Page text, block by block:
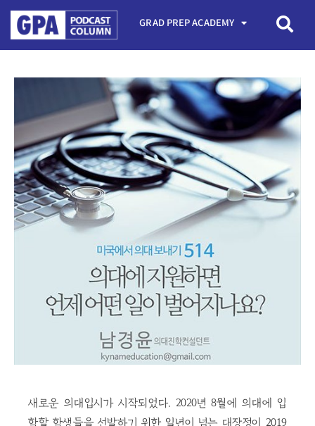
GRAD PREP ACADEMY
새로운 의대입시가 시작되었다. 2020년 8월에 의대에 입
학할 학생들을 선발하기 위한 일년이 넘는 대장정이 2019